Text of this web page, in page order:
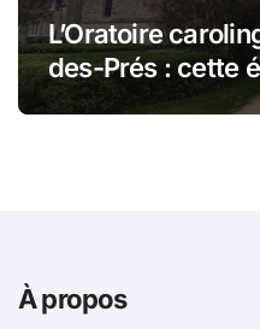
L’Oratoire
des-Prés : cette
magnifique
À propos